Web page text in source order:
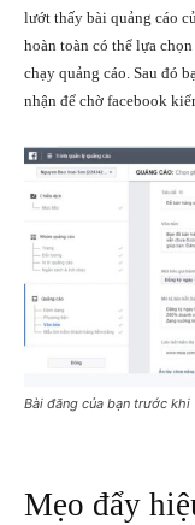
lướt thấy bài quảng cáo
hoàn toàn có thể lựa
chạy quảng cáo. Sau đó
nhận để chờ facebook
Bài đăng của bạn trước khi
Mẹo đẩy